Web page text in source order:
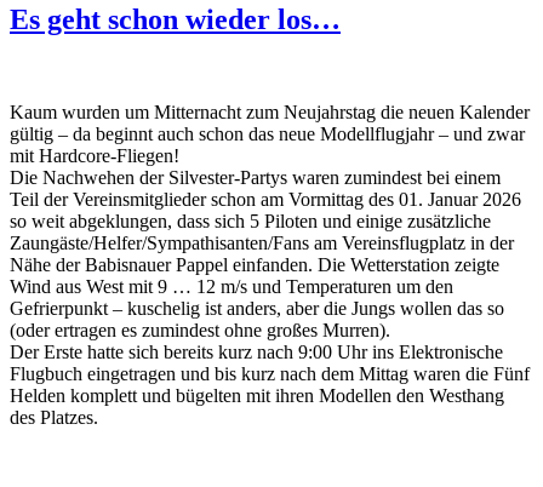
Es geht schon wieder los…
Kaum wurden um Mitternacht zum Neujahrstag die neuen Kalender
gültig – da beginnt auch schon das neue Modellflugjahr – und zwar
mit Hardcore-Fliegen!
Die Nachwehen der Silvester-Partys waren zumindest bei einem
Teil der Vereinsmitglieder schon am Vormittag des 01. Januar 2026
so weit abgeklungen, dass sich 5 Piloten und einige zusätzliche
Zaungäste/Helfer/Sympathisanten/Fans am Vereinsflugplatz in der
Nähe der Babisnauer Pappel einfanden. Die Wetterstation zeigte
Wind aus West mit 9 … 12 m/s und Temperaturen um den
Gefrierpunkt – kuschelig ist anders, aber die Jungs wollen das so
(oder ertragen es zumindest ohne großes Murren).
Der Erste hatte sich bereits kurz nach 9:00 Uhr ins Elektronische
Flugbuch eingetragen und bis kurz nach dem Mittag waren die Fünf
Helden komplett und bügelten mit ihren Modellen den Westhang
des Platzes.